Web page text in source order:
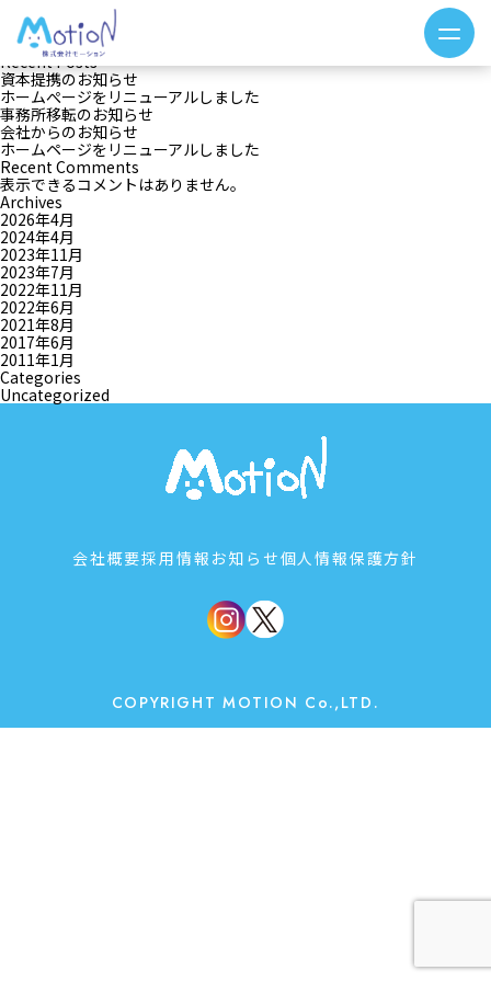
Uncategorized
検索
Recent Posts
資本提携のお知らせ
ホームぺージをリニューアルしました
事務所移転のお知らせ
会社からのお知らせ
ホームページをリニューアルしました
Recent Comments
表示できるコメントはありません。
Archives
2026年4月
2024年4月
2023年11月
2023年7月
2022年11月
2022年6月
2021年8月
2017年6月
2011年1月
Categories
Uncategorized
会社概要採用情報 お知らせ個人情報保護方針
COPYRIGHT MOTION Co.,LTD.